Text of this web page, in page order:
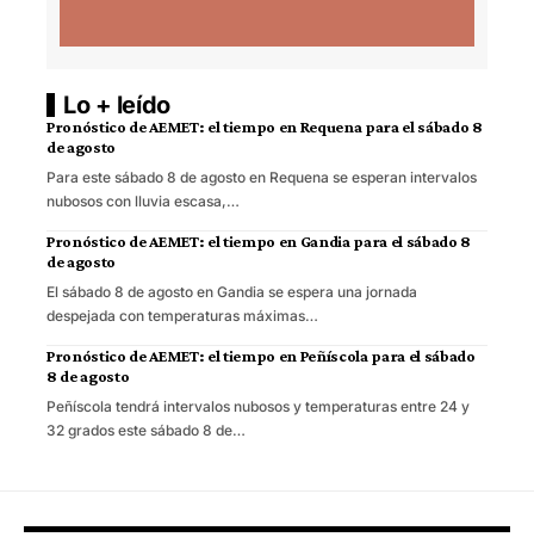
Lo + leído
Pronóstico de AEMET: el tiempo en Requena para el sábado 8
de agosto
Para este sábado 8 de agosto en Requena se esperan intervalos
nubosos con lluvia escasa,…
Pronóstico de AEMET: el tiempo en Gandia para el sábado 8
de agosto
El sábado 8 de agosto en Gandia se espera una jornada
despejada con temperaturas máximas…
Pronóstico de AEMET: el tiempo en Peñíscola para el sábado
8 de agosto
Peñíscola tendrá intervalos nubosos y temperaturas entre 24 y
32 grados este sábado 8 de…